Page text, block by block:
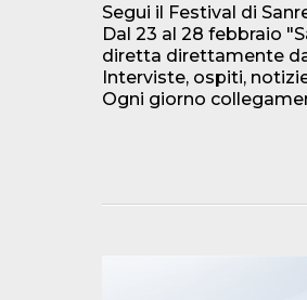
Segui il Festival di
Dal 23 al 28 febbraio
diretta direttamente
Interviste, ospiti,
Ogni giorno